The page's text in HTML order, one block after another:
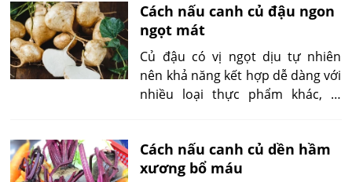
lựa chọn ưa thích để nấu canh
trong các bữa ăn gia đình.
Cách nấu canh củ đậu ngon
ngọt mát
Củ đậu có vị ngọt dịu tự nhiên
nên khả năng kết hợp dễ dàng với
nhiều loại thực phẩm khác, là
giản nhưng không kém phần tinh
tế.
Cách nấu canh củ dền hầm
xương bổ máu